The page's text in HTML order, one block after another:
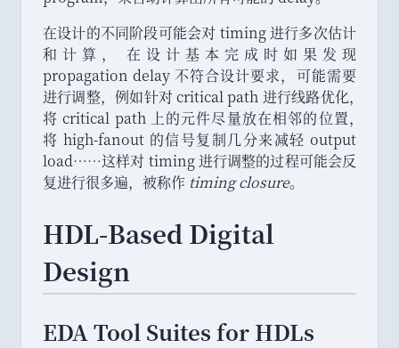
在设计的不同阶段可能会对 timing 进行多次估计
和计算 ，
在设计基本完成时如果发现
propagation delay 不符合设计要求，
可能需要
进行调整， 例如针对 critical path 进行线路优化，
将 critical path 上的元件尽量放在相邻的位置，
将 high-fanout 的信号复制几分来减轻 output
load……这样对 timing 进行调整的过程可能会反
复进行很多遍， 被称作 timing closure。
HDL-Based Digital
Design
EDA Tool Suites for HDLs